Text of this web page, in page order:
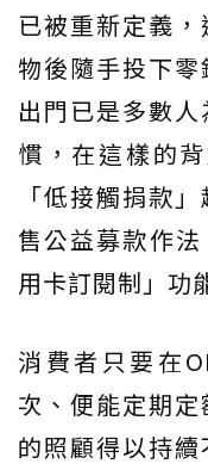
已被重新定義
物後隨手投下
出門已是多數
慣，在這樣的
「低接觸捐款
售公益募款作
用卡訂閱制」功
消費者只要在
次、便能定期
的照顧得以持